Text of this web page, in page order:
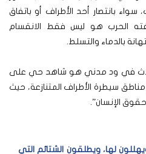
سواء بانتصار أحد الأطراف أو باتفاق
الحرب هو ليس فقط الانقسام
بالدماء والتسلط.
يحدث في ود مدني هو شاهد حي على
سيطرة الأطراف المتنازعة، حيث
حقوق الإنسان”.
لها، ويطلقون الشتائم التي